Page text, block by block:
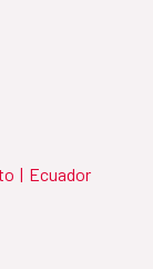
| Ecuador